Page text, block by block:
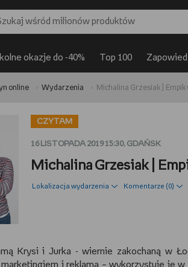
okazje do -40% Top 100
online Wydarzenia Michalina Grzesiak | Empik
CZYTAM
16 LISTOPADA 2019 15:30, GDAŃSK
Michalina Grzesiak |
Lokalizacja wydarzenia Komentarze (0)
Krysi i Jurka - wiernie zakochaną w
i reklamą – wykorzystuje je w